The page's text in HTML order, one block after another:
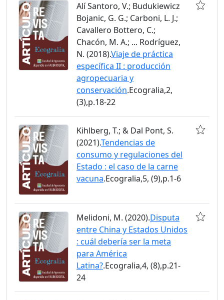
Alí Santoro, V.; Budukiewicz
Bojanic, G. G.; Carboni, L. J.;
Cavallero Bottero, C.;
Chacón, M. A.; ... Rodríguez,
N. (2018).Viaje de práctica
específica II : producción
agropecuaria y
conservación.Ecogralia,2,
(3),p.18-22
Kihlberg, T.; & Dal Pont, S.
(2021).Tendencias de
consumo y regulaciones del
Estado : el caso de la carne
vacuna.Ecogralia,5, (9),p.1-6
Melidoni, M. (2020).Disputa
entre China y Estados Unidos
: cuál debería ser la meta
para América
Latina?.Ecogralia,4, (8),p.21-
24